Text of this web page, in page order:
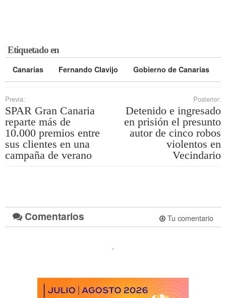
Etiquetado en
Canarias Fernando Clavijo Gobierno de Canarias
Previa:
SPAR Gran Canaria
reparte más de
10.000 premios entre
sus clientes en una
campaña de verano
Posterior:
Detenido e ingresado
en prisión el presunto
autor de cinco robos
violentos en
Vecindario
Comentarios Tu comentario
.